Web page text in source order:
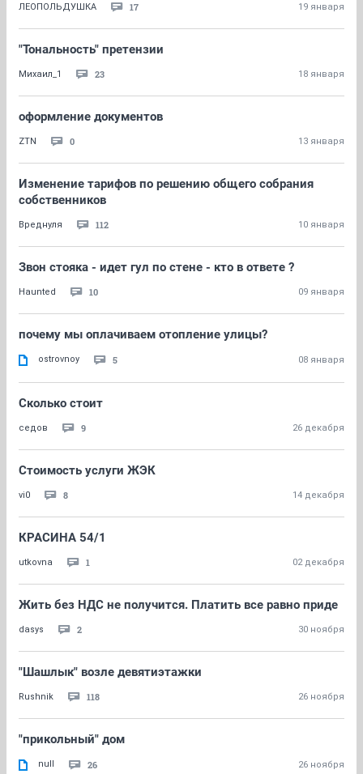
ЛЕОПОЛЬДУШКА 17 19 января
"Тональность" претензии
Михаил_1 23 18 января
оформление документов
ZTN 0 13 января
Изменение тарифов по решению общего собрания
собственников
Вреднуля 112 10 января
Звон стояка - идет гул по стене - кто в ответе ?
Haunted 10 09 января
почему мы оплачиваем отопление улицы?
ostrovnoy 5 08 января
Сколько стоит
седов 9 26 декабря
Стоимость услуги ЖЭК
vi0 8 14 декабря
КРАСИНА 54/1
utkovna 1 02 декабря
Жить без НДС не получится. Платить все равно приде
dasys 2 30 ноября
"Шашлык" возле девятиэтажки
Rushnik 118 26 ноября
"прикольный" дом
null 26 26 ноября